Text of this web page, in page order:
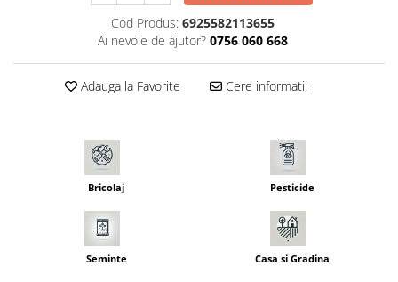
Seminte morcovi
Seminte pastarnac
Seminte plante aromatice
Seminte ridichi
Seminte salata
Seminte sfecla
Seminte telina
Seminte Vinete
Seminte zucchini
Cod Produs: 6925582113655
Ai nevoie de ajutor? 0756 060 668
Adauga la Favorite Cere informatii
Bricolaj Pesticide
Seminte Casa si Gradina